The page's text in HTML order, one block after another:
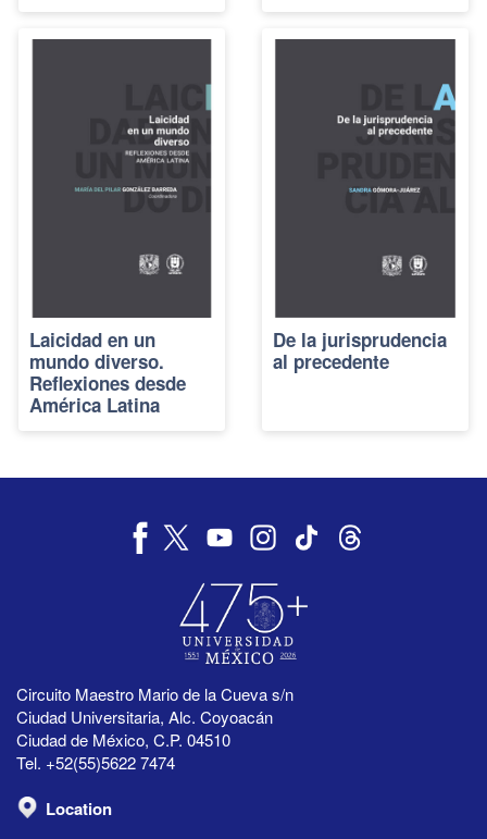
Laicidad en un
mundo diverso.
Reflexiones desde
América Latina
De la jurisprudencia
al precedente
Circuito Maestro Mario de la Cueva s/n
Ciudad Universitaria, Alc. Coyoacán
Ciudad de México, C.P. 04510
Tel. +52(55)5622 7474
Location